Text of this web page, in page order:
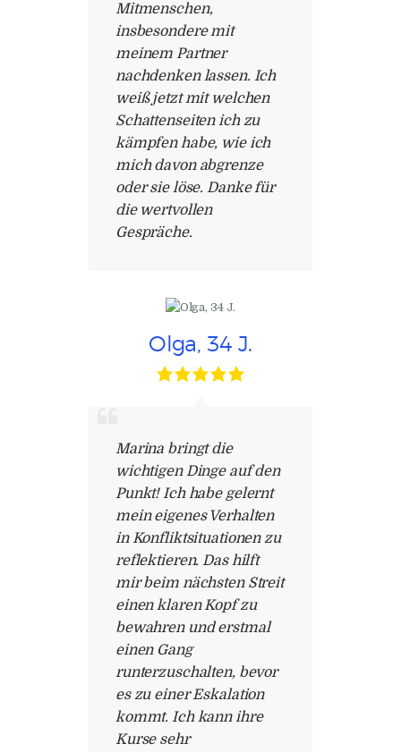
Mitmenschen,
insbesondere mit
meinem Partner
nachdenken lassen. Ich
weiß jetzt mit welchen
Schattenseiten ich zu
kämpfen habe, wie ich
mich davon abgrenze
oder sie löse. Danke für
die wertvollen
Gespräche.
Olga, 34 J.
Marina bringt die
wichtigen Dinge auf den
Punkt! Ich habe gelernt
mein eigenes Verhalten
in Konfliktsituationen zu
reflektieren. Das hilft
mir beim nächsten Streit
einen klaren Kopf zu
bewahren und erstmal
einen Gang
runterzuschalten, bevor
es zu einer Eskalation
kommt. Ich kann ihre
Kurse sehr